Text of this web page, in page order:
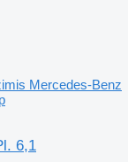
Mercedes-Benz
6,1